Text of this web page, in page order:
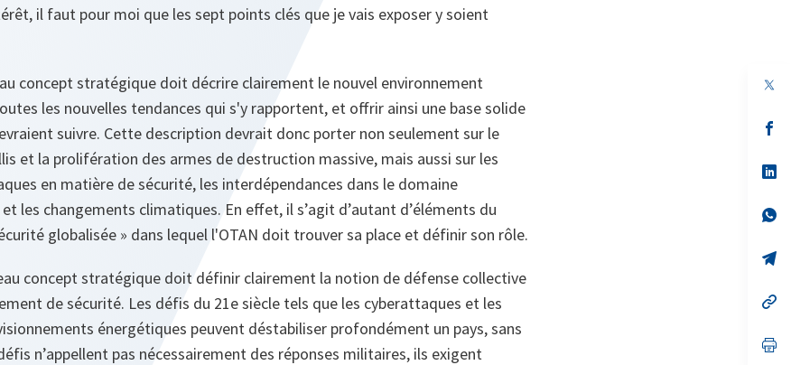
il faut pour moi que les sept points clés que je vais exposer y soient
concept stratégique doit décrire clairement le nouvel environnement
les nouvelles tendances qui s'y rapportent, et offrir ainsi une base solide
suivre. Cette description devrait donc porter non seulement sur le
et la prolifération des armes de destruction massive, mais aussi sur les
en matière de sécurité, les interdépendances dans le domaine
les changements climatiques. En effet, il s’agit d’autant d’éléments du
globalisée » dans lequel l'OTAN doit trouver sa place et définir son rôle.
concept stratégique doit définir clairement la notion de défense collective
de sécurité. Les défis du 21e siècle tels que les cyberattaques et les
énergétiques peuvent déstabiliser profondément un pays, sans
n’appellent pas nécessairement des réponses militaires, ils exigent